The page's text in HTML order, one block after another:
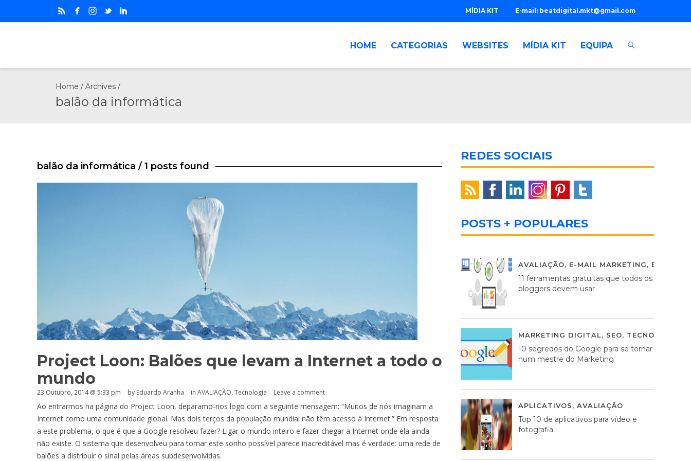
E-mail: beatdigital.mkt@gmail.com
MÍDIA KIT
HOME CATEGORIAS WEBSITES MÍDIA KIT EQUIPA
Home / Archives /
balão da informática
balão da informática / 1 posts found
Project Loon: Balões que levam a Internet a todo o
mundo
23 Outubro, 2014 @ 5:33 pm by Eduardo Aranha in AVALIAÇÃO, Tecnologia Leave a comment
Ao entrarmos na página do Project Loon, deparamo-nos logo com a seguinte mensagem: “Muitos de nós imaginam a
Internet como uma comunidade global. Mas dois terços da população mundial não têm acesso à Internet.” Em resposta
a este problema, o que é que a Google resolveu fazer? Ligar o mundo inteiro e fazer chegar a Internet onde ela ainda
não existe. O sistema que desenvolveu para tornar este sonho possível parece inacreditável mas é verdade: uma rede de
balões a distribuir o sinal pelas áreas subdesenvolvidas.
REDES SOCIAIS
POSTS + POPULARES
AVALIAÇÃO, E-MAIL MARKETING,
11 ferramentas gratuitas que todos os
bloggers devem usar
MARKETING DIGITAL, SEO, TECNOLOGIA
10 segredos do Google para se tornar
num mestre do Marketing
APLICATIVOS, AVALIAÇÃO
Top 10 de aplicativos para vídeo e
fotografia